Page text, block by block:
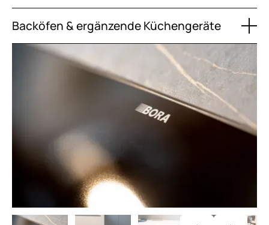
Backöfen & ergänzende Küchengeräte